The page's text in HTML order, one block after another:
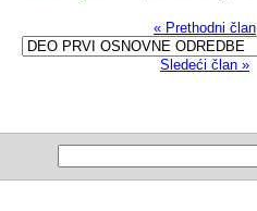
« Prethodni član
Sledeći član »